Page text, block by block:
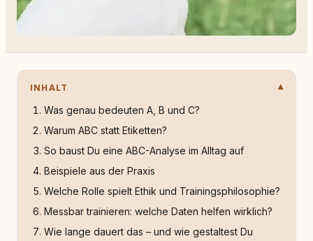
INHALT
Was genau bedeuten A, B und C?
Warum ABC statt Etiketten?
So baust Du eine ABC-Analyse im Alltag auf
Beispiele aus der Praxis
Welche Rolle spielt Ethik und Trainingsphilosophie?
Messbar trainieren: welche Daten helfen wirklich?
Wie lange dauert das – und wie gestaltest Du